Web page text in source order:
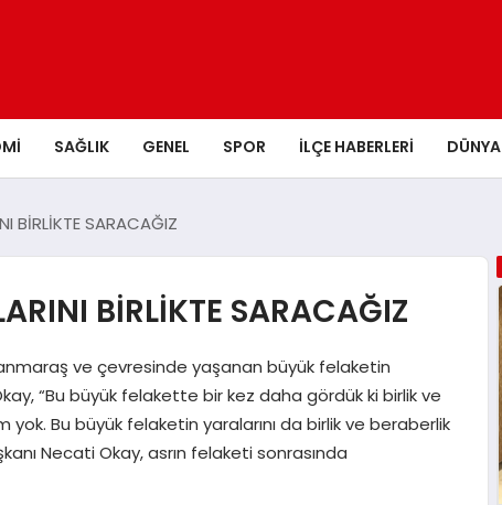
SAĞLIK GENEL SPOR İLÇE HABERLERI DÜNYA
BİRLİKTE SARACAĞIZ
BİRLİKTE SARACAĞIZ
ve çevresinde yaşanan büyük felaketin
“Bu büyük felakette bir kez daha gördük ki birlik ve
Bu büyük felaketin yaralarını da birlik ve beraberlik
Necati Okay, asrın felaketi sonrasında